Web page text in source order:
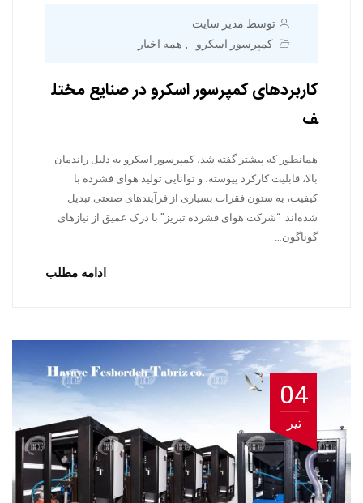
توسط مدیر سایت
کمپرسور اسکرو
, همه اخبار
کاربردهای کمپرسور اسکرو در صنایع مختل
ف
همانطور که پیشتر گفته شد، کمپرسور اسکرو به دلیل راندمان
بالا، قابلیت کارکرد پیوسته، و توانایی تولید هوای فشرده با
کیفیت، به ستون فقرات بسیاری از فرآیندهای صنعتی تبدیل
شده‌اند. “شرکت هوای فشرده تبریز” با درک عمیق از نیازهای
گوناگون…
ادامه مطلب
04
تیر